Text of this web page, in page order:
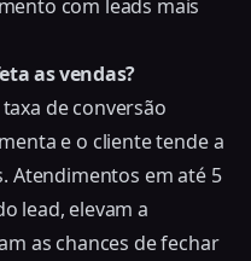
com leads mais
as vendas?
de conversão
e o cliente tende a
Atendimentos em até 5
lead, elevam a
as chances de fechar